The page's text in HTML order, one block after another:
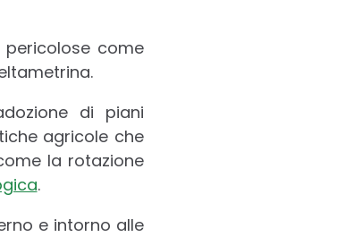
come
di piani
agricole che
la rotazione
.
e intorno alle